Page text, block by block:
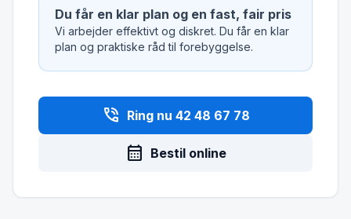
Du får en klar plan og en fast, fair pris
Vi arbejder effektivt og diskret. Du får en klar
plan og praktiske råd til forebyggelse.
phone_in_talk Ring nu 42 48 67 78
calendar_month Bestil online